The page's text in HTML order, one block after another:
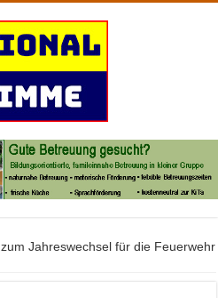
Jahreswechsel für die Feuerwehr